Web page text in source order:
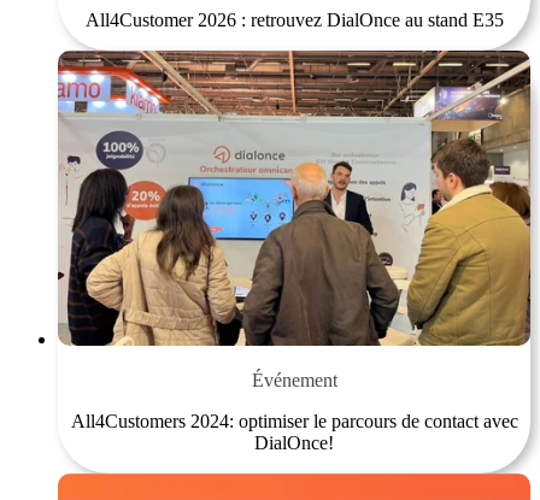
All4Customer 2026 : retrouvez DialOnce au stand E35
Événement
All4Customers 2024: optimiser le parcours de contact avec
DialOnce!